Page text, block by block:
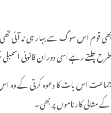
قوم اس سوگ سے بہار ہی نہ
چلتے رہے اسی دوران قانونی
جماعت اس بات کا دعوہ کرتی کے
مثالی کارناموں پر بھی۔